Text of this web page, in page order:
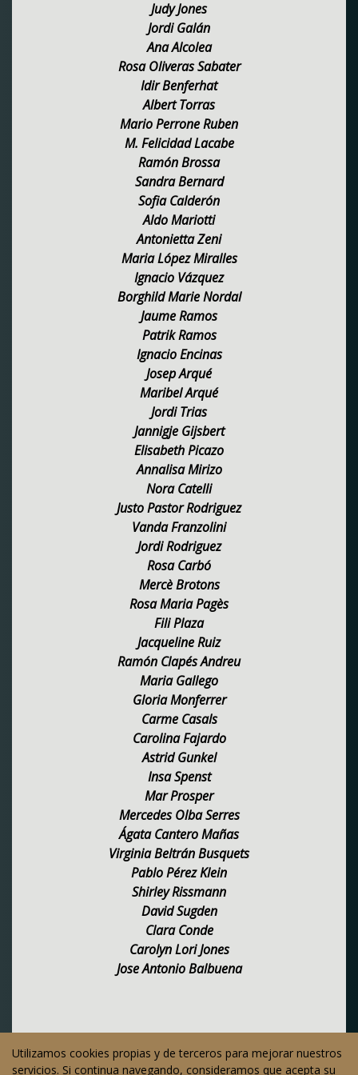
Judy Jones
Jordi Galán
Ana Alcolea
Rosa Oliveras Sabater
Idir Benferhat
Albert Torras
Mario Perrone Ruben
M. Felicidad Lacabe
Ramón Brossa
Sandra Bernard
Sofia Calderón
Aldo Mariotti
Antonietta Zeni
Maria López Miralles
Ignacio Vázquez
Borghild Marie Nordal
Jaume Ramos
Patrik Ramos
Ignacio Encinas
Josep Arqué
Maribel Arqué
Jordi Trias
Jannigje Gijsbert
Elisabeth Picazo
Annalisa Mirizo
Nora Catelli
Justo Pastor Rodriguez
Vanda Franzolini
Jordi Rodriguez
Rosa Carbó
Mercè Brotons
Rosa Maria Pagès
Fili Plaza
Jacqueline Ruiz
Ramón Clapés Andreu
Maria Gallego
Gloria Monferrer
Carme Casals
Carolina Fajardo
Astrid Gunkel
Insa Spenst
Mar Prosper
Mercedes Olba Serres
Ágata Cantero Mañas
Virginia Beltrán Busquets
Pablo Pérez Klein
Shirley Rissmann
David Sugden
Clara Conde
Carolyn Lori Jones
Jose Antonio Balbuena
© 2026 Copyright web oficial de la Fundació Montserrat
Utilizamos cookies propias y de terceros para mejorar nuestros
servicios. Si continua navegando, consideramos que acepta su